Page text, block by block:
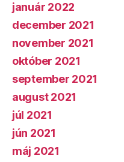
január 2022
december 2021
november 2021
október 2021
september 2021
august 2021
júl 2021
jún 2021
máj 2021